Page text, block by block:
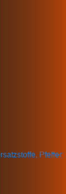
Pfeffer